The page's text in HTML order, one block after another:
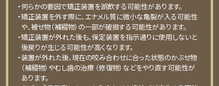
・何らかの要因で矯正装置を誤飲する可能性があります。
・矯正装置を外す際に、エナメル質に微小な亀裂が入る可能性
や、被せ物（補綴物）の一部が破損する可能性があります。
・矯正装置が外れた後も、保定装置を指示通りに使用しないと
後戻りが生じる可能性が高くなります。
・装置が外れた後、現在の咬み合わせに合った状態のかぶせ物
（補綴物）やむし歯の治療 （修復物）などをやり直す可能性が
あります。